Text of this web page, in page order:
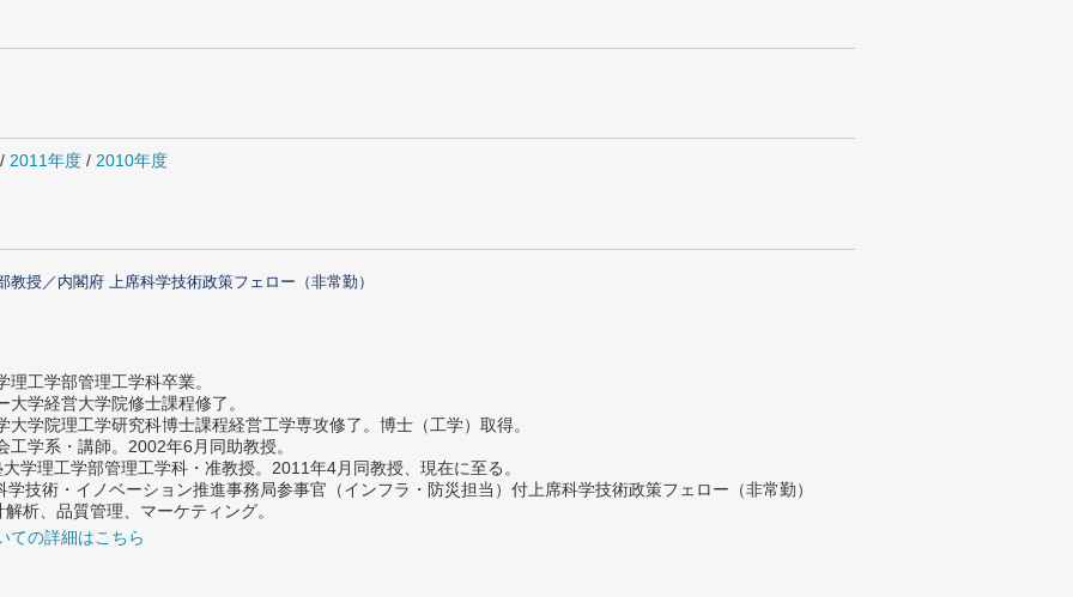
2011年度 / 2010年度
教授／内閣府 上席科学技術政策フェロー（非常勤）
工学部管理工学科卒業。
学経営大学院修士課程修了。
大学院理工学研究科博士課程経営工学専攻修了。博士（工学）取得。
工学系・講師。2002年6月同助教授。
学理工学部管理工学科・准教授。2011年4月同教授、現在に至る。
技術・イノベーション推進事務局参事官（インフラ・防災担当）付上席科学技術政策フェロー（非常勤）
析、品質管理、マーケティング。
の詳細はこちら